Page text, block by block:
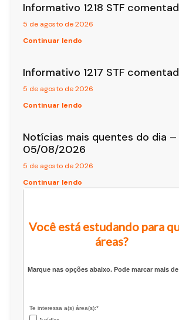
Informativo 1218 STF
5 de agosto de 2026
Continuar lendo
Informativo 1217 STF
5 de agosto de 2026
Continuar lendo
Notícias mais quentes do dia –
05/08/2026
5 de agosto de 2026
Continuar lendo
Você está estudando para
áreas?
Marque nas opções abaixo. Pode marcar mais
Te interessa a(s) área(s):*